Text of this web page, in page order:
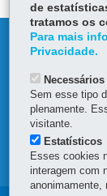
MAPA
de
tratamos os
Para mais
Privacidade.
Necessários
Sem esse tipo
plenamente.
visitante.
Estatísticos
Esses cookies
interagem com
anonimamente,